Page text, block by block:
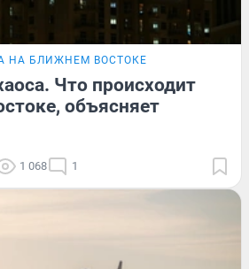
НА БЛИЖНЕМ ВОСТОКЕ
Что происходит
объясняет
1 068 1